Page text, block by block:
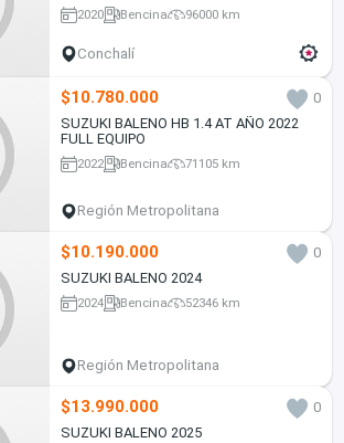
2020 Bencina 96000 km
Conchalí
$10.780.000
0
SUZUKI BALENO HB 1.4 AT AÑO 2022
FULL EQUIPO
2022 Bencina 71105 km
Región Metropolitana
$10.190.000
0
SUZUKI BALENO 2024
2024 Bencina 52346 km
Región Metropolitana
$13.990.000
0
SUZUKI BALENO 2025